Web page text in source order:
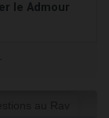
le Admour